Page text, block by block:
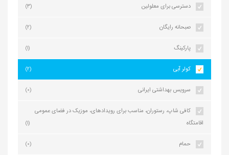
دسترسی برای معلولین (3)
صبحانه رایگان (2)
پارکینگ (1)
کولر آبی (2)
سرویس بهداشتی ایرانی (0)
کافی شاپ، رستوران، مناسب برای رویدادهای، موزیک در فضای عمومی
اقامتگاه
(1)
حمام (0)